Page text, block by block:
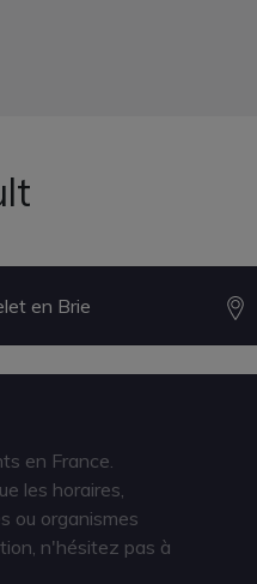
en Brie
en France.
les horaires,
ou organismes
n'hésitez pas à